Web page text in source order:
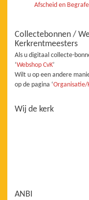
Afscheid en
Collectebonnen /
Kerkrentmeesters
Als u digitaal collecte-
‘Webshop CvK’
Wilt u op een andere
op de pagina ‘Organisatie/
Wij de kerk
ANBI